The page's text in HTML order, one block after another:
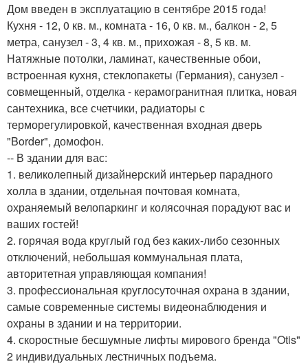
Дом введен в эксплуатацию в сентябре 2015 года!
Кухня - 12, 0 кв. м., комната - 16, 0 кв. м., балкон - 2, 5
метра, санузел - 3, 4 кв. м., прихожая - 8, 5 кв. м.
Натяжные потолки, ламинат, качественные обои,
встроенная кухня, стеклопакеты (Германия), санузел -
совмещенный, отделка - керамогранитная плитка, новая
сантехника, все счетчики, радиаторы с
терморегулировкой, качественная входная дверь
"Border", домофон.
-- В здании для вас:
1. великолепный дизайнерский интерьер парадного
холла в здании, отдельная почтовая комната,
охраняемый велопаркинг и колясочная порадуют вас и
ваших гостей!
2. горячая вода круглый год без каких-либо сезонных
отключений, небольшая коммунальная плата,
авторитетная управляющая компания!
3. профессиональная круглосуточная охрана в здании,
самые современные системы видеонаблюдения и
охраны в здании и на территории.
4. скоростные бесшумные лифты мирового бренда "Otis"
2 индивидуальных лестничных подъема.